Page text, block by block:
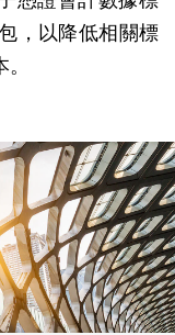
，以降低相關標